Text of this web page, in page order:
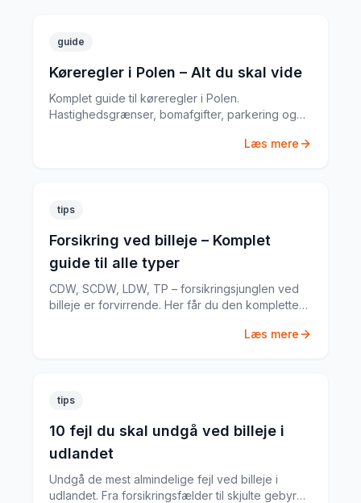
guide
Køreregler i Polen – Alt du skal vide
Komplet guide til køreregler i Polen.
Hastighedsgrænser, bomafgifter, parkering og
Læs mere
tips
Forsikring ved billeje – Komplet
guide til alle typer
CDW, SCDW, LDW, TP – forsikringsjunglen ved
billeje er forvirrende. Her får du den komplette
Læs mere
tips
10 fejl du skal undgå ved billeje i
udlandet
Undgå de mest almindelige fejl ved billeje i
udlandet. Fra forsikringsfælder til skjulte gebyrer